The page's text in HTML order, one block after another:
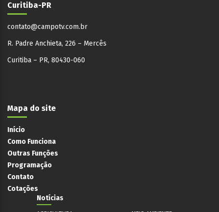
Curitiba-PR
contato@campotv.com.br
R. Padre Anchieta, 226 – Mercês
Curitiba – PR, 80430-060
Mapa do site
Início
Como Funciona
Outras Funções
Programação
Contato
Cotações
Notícias